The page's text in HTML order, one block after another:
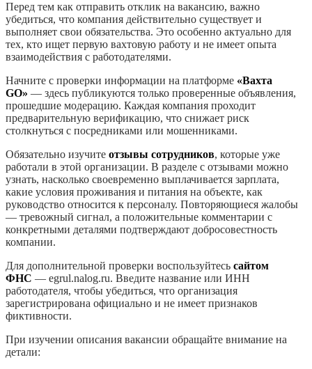
Перед тем как отправить отклик на вакансию, важно
убедиться, что компания действительно существует и
выполняет свои обязательства. Это особенно актуально для
тех, кто ищет первую вахтовую работу и не имеет опыта
взаимодействия с работодателями.
Начните с проверки информации на платформе «Вахта
GO» — здесь публикуются только проверенные объявления,
прошедшие модерацию. Каждая компания проходит
предварительную верификацию, что снижает риск
столкнуться с посредниками или мошенниками.
Обязательно изучите отзывы сотрудников, которые уже
работали в этой организации. В разделе с отзывами можно
узнать, насколько своевременно выплачивается зарплата,
какие условия проживания и питания на объекте, как
руководство относится к персоналу. Повторяющиеся жалобы
— тревожный сигнал, а положительные комментарии с
конкретными деталями подтверждают добросовестность
компании.
Для дополнительной проверки воспользуйтесь сайтом
ФНС — egrul.nalog.ru. Введите название или ИНН
работодателя, чтобы убедиться, что организация
зарегистрирована официально и не имеет признаков
фиктивности.
При изучении описания вакансии обращайте внимание на
детали: